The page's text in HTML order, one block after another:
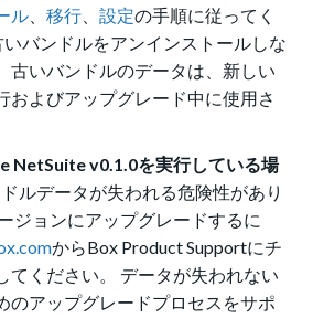
ル 、移行 、設定の手順に従ってく
いバンドルをアンインストールしな
古いバンドルのデータは、新しい
およびアップグレード中に使用さ
NetSuite v0.1.0を実行している場
ルデータが失われる危険性があり
ジョンにアップグレードするに
からBox Product Supportにチ
てください。 データが失われない
のアップグレードプロセスをサポ